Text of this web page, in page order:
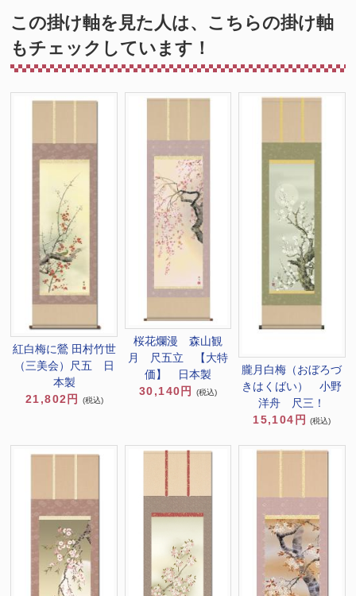
この掛け軸を見た人は、こちらの掛け軸
もチェックしています！
紅白梅に鶯 田村竹世
（三美会）尺五 日
本製
21,802円
(税込)
桜花爛漫 森山観
月 尺五立 【大特
価】 日本製
30,140円
(税込)
朧月白梅（おぼろづ
きはくばい） 小野
洋舟 尺三！
15,104円
(税込)